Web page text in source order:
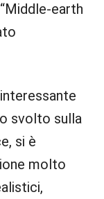
earth
svolto sulla
si è
molto